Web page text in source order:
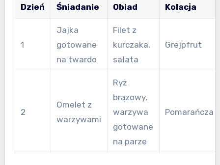
Dzień Śniadanie Obiad Kolacja
1
Jajka
gotowane
na twardo
Filet z
kurczaka,
sałata
Grejpfrut
2
Omelet z
warzywami
Ryż
brązowy,
warzywa
gotowane
na parze
Pomarańcza